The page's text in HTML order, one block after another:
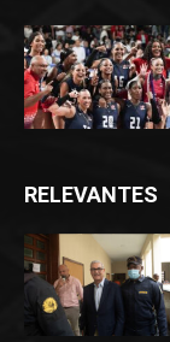
RELEVANTES